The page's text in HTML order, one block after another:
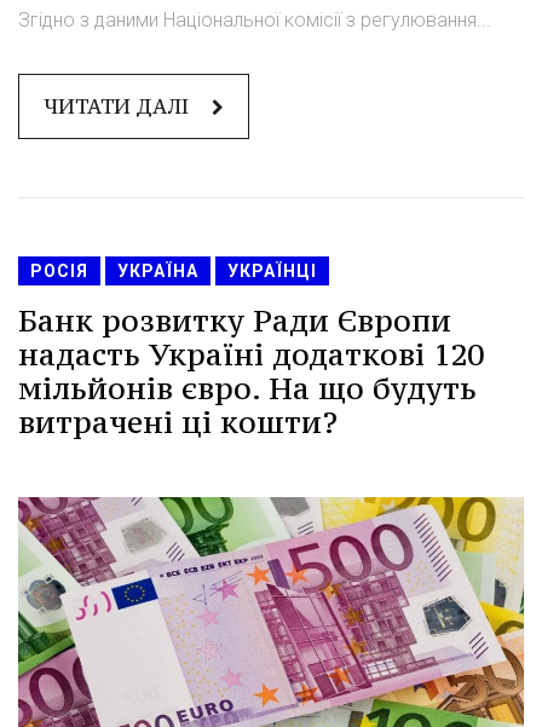
Згідно з даними Національної комісії з регулювання...
ЧИТАТИ ДАЛІ
РОСІЯ УКРАЇНА УКРАЇНЦІ
Банк розвитку Ради Європи
надасть Україні додаткові 120
мільйонів євро. На що будуть
витрачені ці кошти?